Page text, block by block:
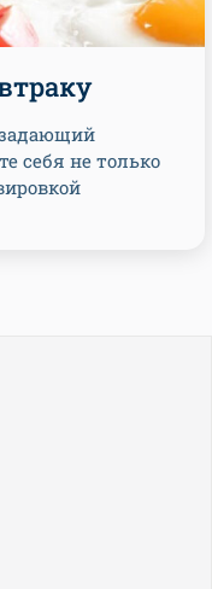
себя не только